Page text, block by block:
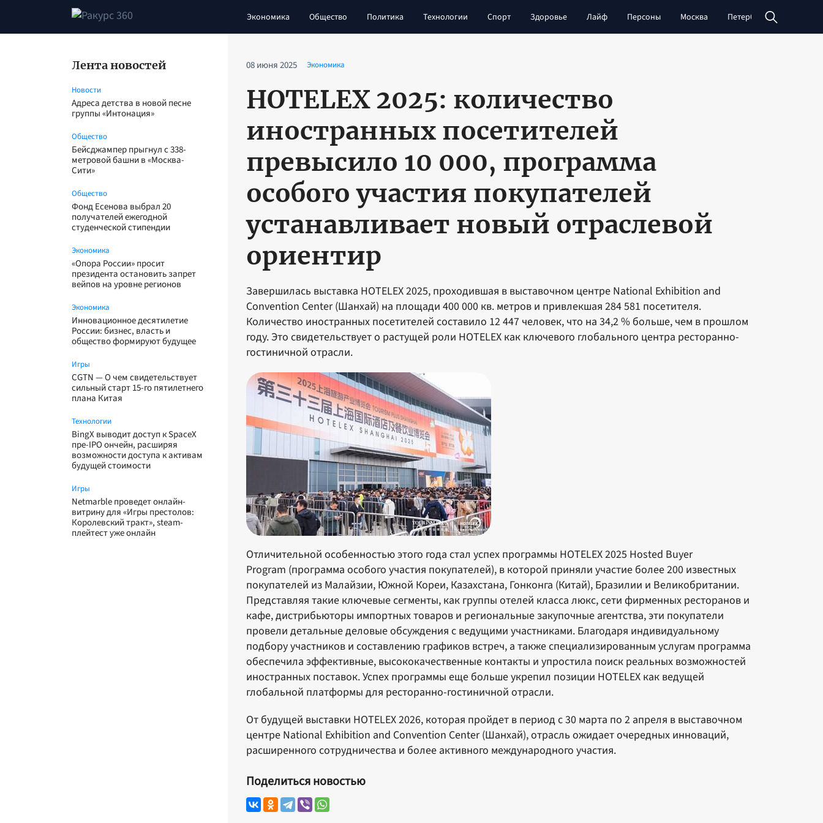
Экономика Общество Политика Технологии Спорт Здоровье Лайф Персоны Москва Петербург
Лента новостей
Новости
Адреса детства в новой песне
группы «Интонация»
Общество
Бейсджампер прыгнул с 338-
метровой башни в «Москва-
Сити»
Общество
Фонд Есенова выбрал 20
получателей ежегодной
студенческой стипендии
Экономика
«Опора России» просит
президента остановить запрет
вейпов на уровне регионов
Экономика
Инновационное десятилетие
России: бизнес, власть и
общество формируют будущее
Игры
CGTN — О чем свидетельствует
сильный старт 15-го пятилетнего
плана Китая
Технологии
BingX выводит доступ к SpaceX
пре-IPO ончейн, расширяя
возможности доступа к активам
будущей стоимости
Игры
Netmarble проведет онлайн-
витрину для «Игры престолов:
Королевский тракт», steam-
плейтест уже онлайн
08 июня 2025 Экономика
HOTELEX 2025: количество
иностранных посетителей
превысило 10 000, программа
особого участия покупателей
устанавливает новый отраслевой
ориентир
Завершилась выставка HOTELEX 2025, проходившая в выставочном центре National Exhibition and
Convention Center (Шанхай) на площади 400 000 кв. метров и привлекшая 284 581 посетителя.
Количество иностранных посетителей составило 12 447 человек, что на 34,2 % больше, чем в прошлом
году. Это свидетельствует о растущей роли HOTELEX как ключевого глобального центра ресторанно-
гостиничной отрасли.
Отличительной особенностью этого года стал успех программы HOTELEX 2025 Hosted Buyer
Program (программа особого участия покупателей), в которой приняли участие более 200 известных
покупателей из Малайзии, Южной Кореи, Казахстана, Гонконга (Китай), Бразилии и Великобритании.
Представляя такие ключевые сегменты, как группы отелей класса люкс, сети фирменных ресторанов и
кафе, дистрибьюторы импортных товаров и региональные закупочные агентства, эти покупатели
провели детальные деловые обсуждения с ведущими участниками. Благодаря индивидуальному
подбору участников и составлению графиков встреч, а также специализированным услугам программа
обеспечила эффективные, высококачественные контакты и упростила поиск реальных возможностей
иностранных поставок. Успех программы еще больше укрепил позиции HOTELEX как ведущей
глобальной платформы для ресторанно-гостиничной отрасли.
От будущей выставки HOTELEX 2026, которая пройдет в период с 30 марта по 2 апреля в выставочном
центре National Exhibition and Convention Center (Шанхай), отрасль ожидает очередных инноваций,
расширенного сотрудничества и более активного международного участия.
Поделиться новостью